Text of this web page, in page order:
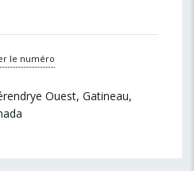
le numéro
Ouest, Gatineau,